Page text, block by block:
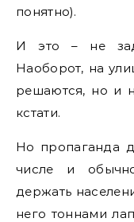
понятно).
И это – не
Наоборот, на
решаются, но и
кстати.
Но пропаганда
числе и
держать
него тоннами